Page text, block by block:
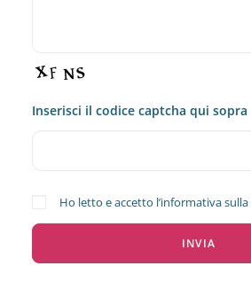
Inserisci il codice captcha qui sopra
Ho letto e accetto l’informativa sulla